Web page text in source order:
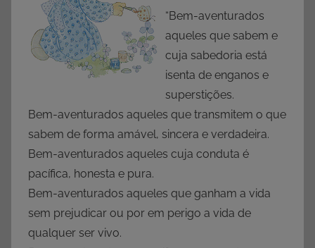
“Bem-aventurados
aqueles que sabem e
cuja sabedoria está
isenta de enganos e
superstições.
Bem-aventurados aqueles que transmitem o que
sabem de forma amável, sincera e verdadeira.
Bem-aventurados aqueles cuja conduta é
pacífica, honesta e pura.
Bem-aventurados aqueles que ganham a vida
sem prejudicar ou por em perigo a vida de
qualquer ser vivo.